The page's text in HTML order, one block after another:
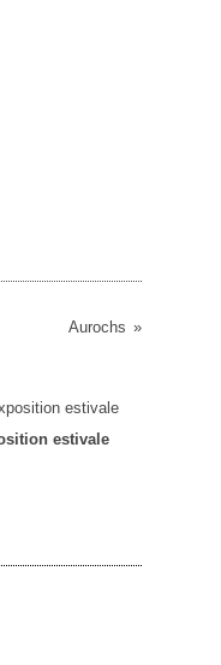
Aurochs
estivale